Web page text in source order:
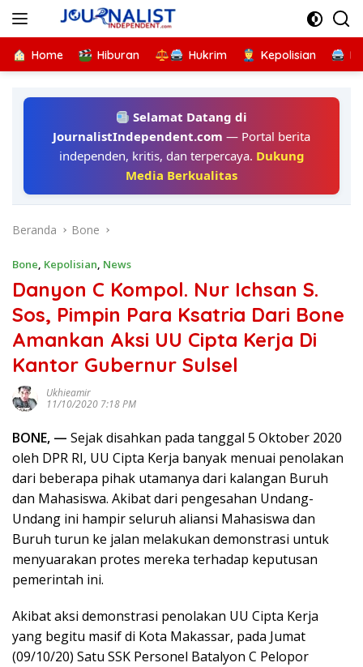
Home Hiburan Hukrim Kepolisian
Selamat Datang di
JournalistIndependent.com — Portal berita
independen, kritis, dan terpercaya. Dukung
Media Berkualitas
Beranda Bone
Bone, Kepolisian, News
Danyon C Kompol. Nur Ichsan S.
Sos, Pimpin Para Ksatria Dari Bone
Amankan Aksi UU Cipta Kerja Di
Kantor Gubernur Sulsel
Ukhieamir
11/10/2020 7:18 PM
BONE, — Sejak disahkan pada tanggal 5 Oktober 2020
oleh DPR RI, UU Cipta Kerja banyak menuai penolakan
dari beberapa pihak utamanya dari kalangan Buruh
dan Mahasiswa. Akibat dari pengesahan Undang-
Undang ini hampir seluruh aliansi Mahasiswa dan
Buruh turun ke jalan melakukan demonstrasi untuk
menyuarakan protes mereka terhadap keputusan
pemerintah ini.
Akibat aksi demonstrasi penolakan UU Cipta Kerja
yang begitu masif di Kota Makassar, pada Jumat
(09/10/20) Satu SSK Personel Batalyon C Pelopor